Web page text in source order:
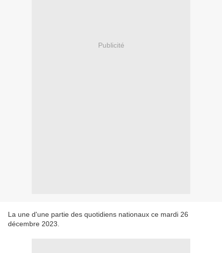
Publicité
La une d'une partie des quotidiens nationaux ce mardi 26
décembre 2023.